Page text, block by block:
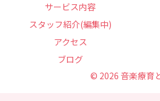
サービス内容
スタッフ紹介(編集中)
アクセス
ブログ
© 2026 音楽療育